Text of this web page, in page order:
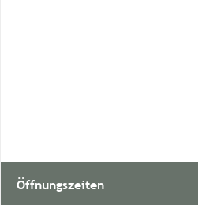
Öffnungszeiten